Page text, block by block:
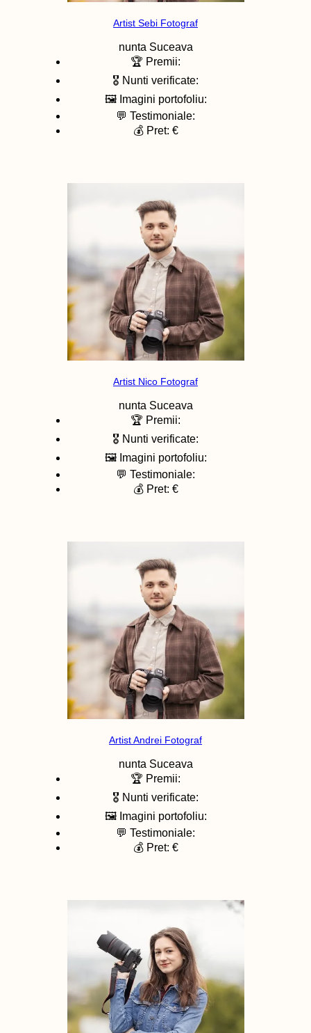
Artist Sebi Fotograf
nunta Suceava
🏆 Premii:
🎖️ Nunti verificate:
🖼️ Imagini portofoliu:
💬 Testimoniale:
💰 Pret: €
Artist Nico Fotograf
nunta Suceava
🏆 Premii:
🎖️ Nunti verificate:
🖼️ Imagini portofoliu:
💬 Testimoniale:
💰 Pret: €
Artist Andrei Fotograf
nunta Suceava
🏆 Premii:
🎖️ Nunti verificate:
🖼️ Imagini portofoliu:
💬 Testimoniale:
💰 Pret: €